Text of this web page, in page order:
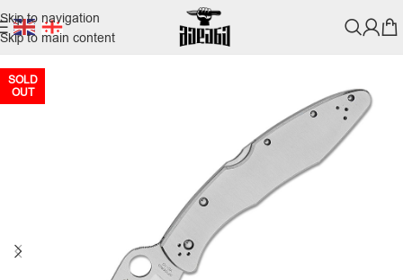
Skip to navigation
Skip to main content
SOLD
OUT